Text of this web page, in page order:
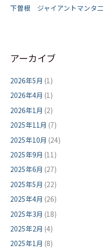
下曽根 ジャイアントマンタ
アーカイブ
2026年5月 (1)
2026年4月 (1)
2026年1月 (2)
2025年11月 (7)
2025年10月 (24)
2025年9月 (11)
2025年6月 (27)
2025年5月 (22)
2025年4月 (26)
2025年3月 (18)
2025年2月 (4)
2025年1月 (8)